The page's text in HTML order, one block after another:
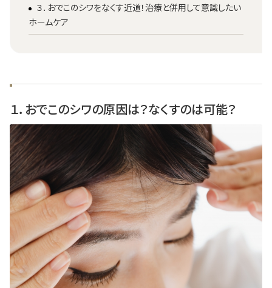
３．おでこのシワをなくす近道！治療と併用して意識したい
ホームケア
１．おでこのシワの原因は？なくすのは可能？